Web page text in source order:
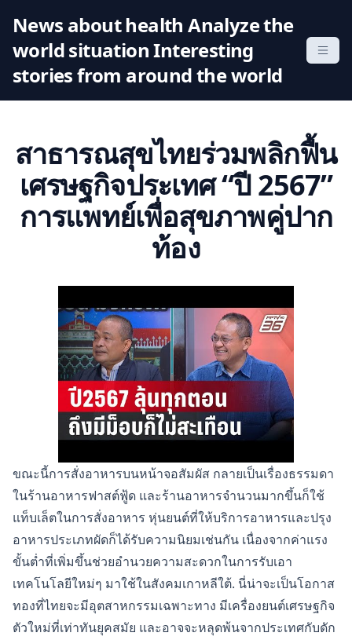
News about health Analyze the
world situation Interesting
stories from around the world
สาธารณสุขไทยร่วมพลิกฟื้น
เศรษฐกิจประเทศ “ปี 2567”
การแพทย์เพื่อสุขภาพคู่ปาก
ท้อง
ขณะนี้การสั่งอาหารบนหน้าจอสัมผัส กลายเป็นเรื่องธรรมดา
ในร้านอาหารฟาสต์ฟู้ด และร้านอาหารจำนวนมากขึ้นก็ใช้
แท็บเล็ตในการสั่งอาหาร หุ่นยนต์ที่ให้บริการอาหารและปรุง
อาหารประเภทผัดก็ได้รับความนิยมเช่นกัน เนื่องจากค่าแรง
ขั้นต่ำที่เพิ่มขึ้นช่วยอำนวยความสะดวกในการรับเอา
เทคโนโลยีใหม่ๆ มาใช้ในสังคมเกาหลีใต้. นี่น่าจะเป็นโอกาส
ทองที่ไทยจะมีอุตสาหกรรมเฉพาะทาง มีเครื่องยนต์เศรษฐกิจ
ตัวใหม่ที่เท่าทันยุคสมัย และอาจจะหลุดพ้นจากประเทศกับดัก